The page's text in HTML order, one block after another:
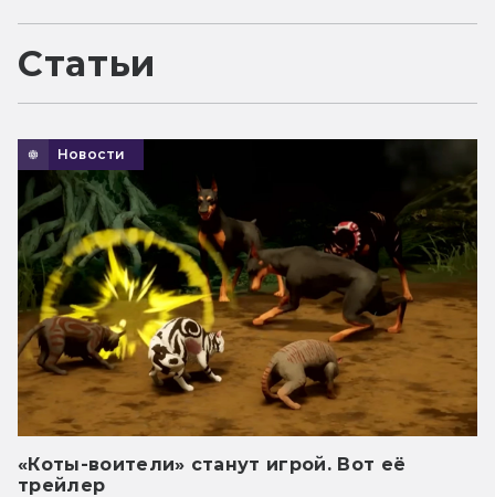
Статьи
Новости
«Коты-воители» станут игрой. Вот её
трейлер